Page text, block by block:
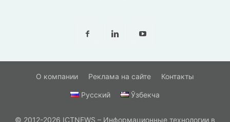
О компании Реклама на сайте Контакты
Русский Ўзбекча
© 2012-2026 ICTNEWS – Информационные технологии в